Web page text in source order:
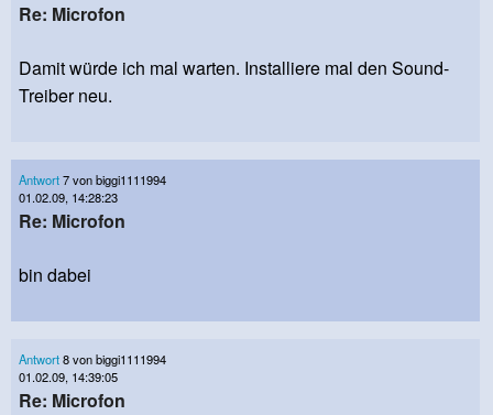
Re: Microfon
Damit würde ich mal warten. Installiere mal den Sound-
Treiber neu.
Antwort7 von biggi1111994
01.02.09, 14:28:23
Re: Microfon
bin dabei
Antwort8 von biggi1111994
01.02.09, 14:39:05
Re: Microfon